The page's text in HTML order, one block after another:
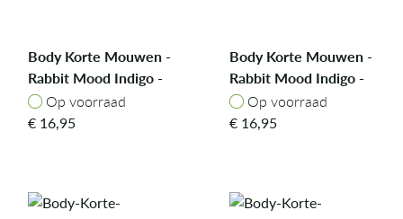
Body Korte Mouwen -
Rabbit Mood Indigo -
6-12 m
Op voorraad
Op voorraad
€ 16,95
Body Korte Mouwen -
Rabbit Mood Indigo -
3-6 m
Op voorraad
Op voorraad
€ 16,95